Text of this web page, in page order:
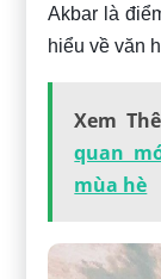
Akbar là
hiểu về văn
Xem
quan
mùa hè